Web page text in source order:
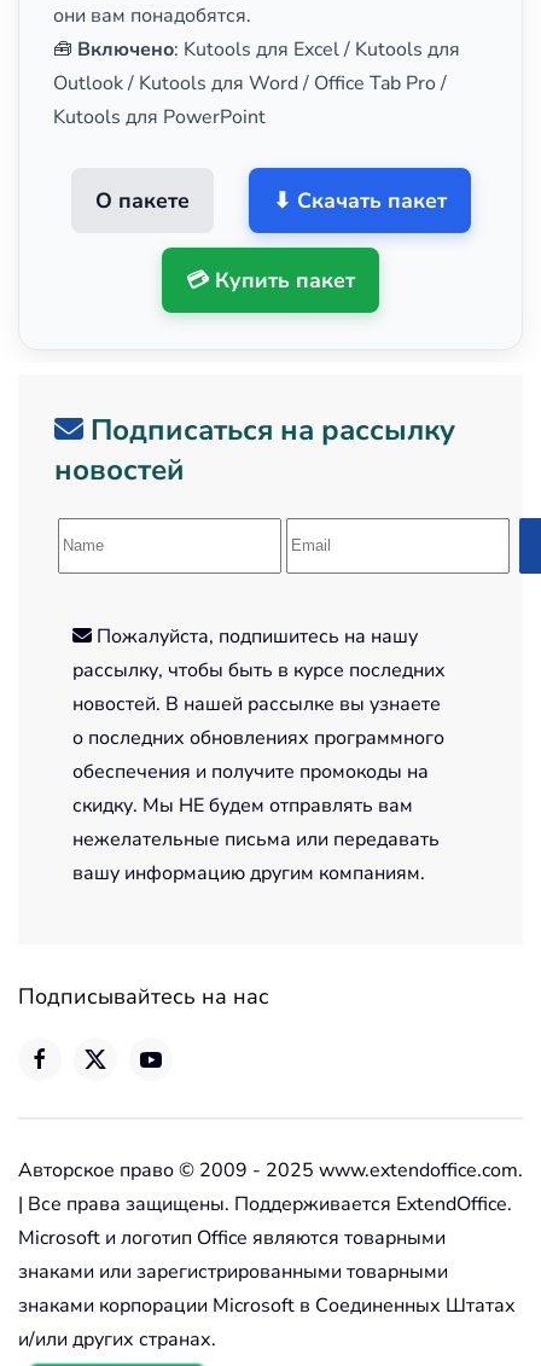
они вам понадобятся.
🧰 Включено: Kutools для Excel / Kutools для
Outlook / Kutools для Word / Office Tab Pro /
Kutools для PowerPoint
О пакете ⬇ Скачать пакет
💳 Купить пакет
Подписаться на рассылку
новостей
Пожалуйста, подпишитесь на нашу
рассылку, чтобы быть в курсе последних
новостей. В нашей рассылке вы узнаете
о последних обновлениях программного
обеспечения и получите промокоды на
скидку. Мы НЕ будем отправлять вам
нежелательные письма или передавать
вашу информацию другим компаниям.
Подписывайтесь на нас
Авторское право © 2009 - 2025 www.extendoffice.com.
| Все права защищены. Поддерживается ExtendOffice.
Microsoft и логотип Office являются товарными
знаками или зарегистрированными товарными
знаками корпорации Microsoft в Соединенных Штатах
и/или других странах.